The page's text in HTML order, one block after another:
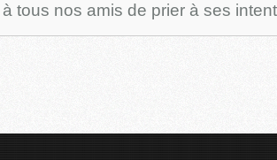
tous nos amis de prier à ses